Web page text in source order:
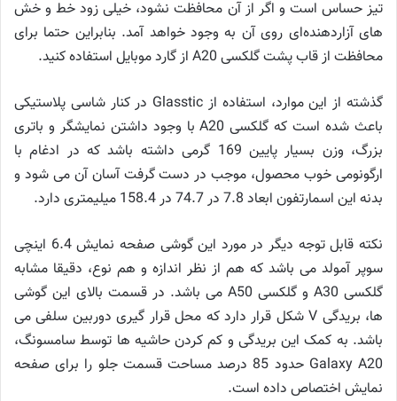
تیز حساس است و اگر از آن محافظت نشود، خیلی زود خط و خش
های آزاردهنده‌ای روی آن به وجود خواهد آمد. بنابراین حتما برای
محافظت از قاب پشت گلکسی A20 از گارد موبایل استفاده کنید.
گذشته از این موارد، استفاده از Glasstic در کنار شاسی پلاستیکی
باعث شده است که گلکسی A20 با وجود داشتن نمایشگر و باتری
بزرگ، وزن بسیار پایین 169 گرمی داشته باشد که در ادغام با
ارگونومی خوب محصول، موجب در دست گرفت آسان آن می شود و
بدنه این اسمارتفون ابعاد 7.8 در 74.7 در 158.4 میلیمتری دارد.
نکته قابل توجه دیگر در مورد این گوشی صفحه نمایش 6.4 اینچی
سوپر آمولد می باشد که هم از نظر اندازه و هم نوع، دقیقا مشابه
گلکسی A30 و گلکسی A50 می باشد. در قسمت بالای این گوشی
ها، بریدگی V شکل قرار دارد که محل قرار گیری دوربین سلفی می
باشد. به کمک این بریدگی و کم کردن حاشیه ها توسط سامسونگ،
Galaxy A20 حدود 85 درصد مساحت قسمت جلو را برای صفحه
نمایش اختصاص داده است.